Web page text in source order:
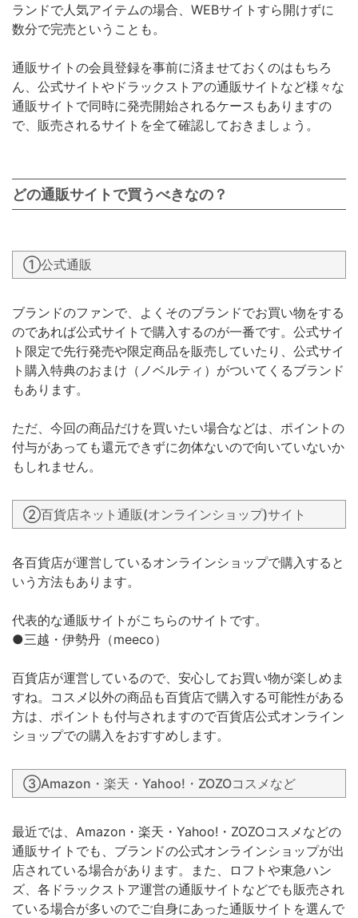
ランドで人気アイテムの場合、WEBサイトすら開けずに
数分で完売ということも。
通販サイトの会員登録を事前に済ませておくのはもちろ
ん、公式サイトやドラックストアの通販サイトなど様々な
通販サイトで同時に発売開始されるケースもありますの
で、販売されるサイトを全て確認しておきましょう。
どの通販サイトで買うべきなの？
①公式通販
ブランドのファンで、よくそのブランドでお買い物をする
のであれば公式サイトで購入するのが一番です。公式サイ
ト限定で先行発売や限定商品を販売していたり、公式サイ
ト購入特典のおまけ（ノベルティ）がついてくるブランド
もあります。
ただ、今回の商品だけを買いたい場合などは、ポイントの
付与があっても還元できずに勿体ないので向いていないか
もしれません。
②百貨店ネット通販(オンラインショップ)サイト
各百貨店が運営しているオンラインショップで購入すると
いう方法もあります。
代表的な通販サイトがこちらのサイトです。
●三越・伊勢丹（meeco）
百貨店が運営しているので、安心してお買い物が楽しめま
すね。コスメ以外の商品も百貨店で購入する可能性がある
方は、ポイントも付与されますので百貨店公式オンライン
ショップでの購入をおすすめします。
③Amazon・楽天・Yahoo!・ZOZOコスメなど
最近では、Amazon・楽天・Yahoo!・ZOZOコスメなどの
通販サイトでも、ブランドの公式オンラインショップが出
店されている場合があります。また、ロフトや東急ハン
ズ、各ドラックストア運営の通販サイトなどでも販売され
ている場合が多いのでご自身にあった通販サイトを選んで